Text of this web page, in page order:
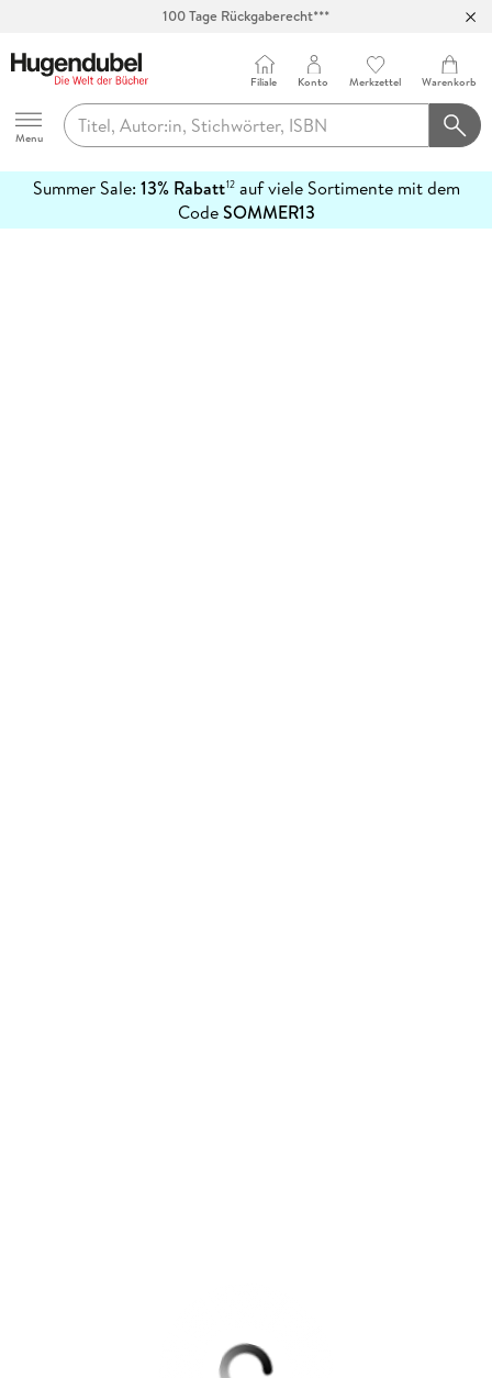
100 Tage Rückgaberecht***
Hugendubel
Menu
Filiale Konto Merkzettel Warenkorb
Summer Sale: 13% Rabatt12auf viele Sortimente mit dem
CodeSOMMER13
erfahren